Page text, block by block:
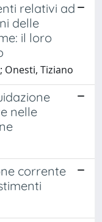
relativi ad
delle
il loro
Onesti, Tiziano
nelle
corrente